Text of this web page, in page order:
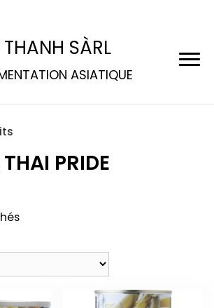
THANH SÀRL
ASIATIQUE
THAI PRIDE